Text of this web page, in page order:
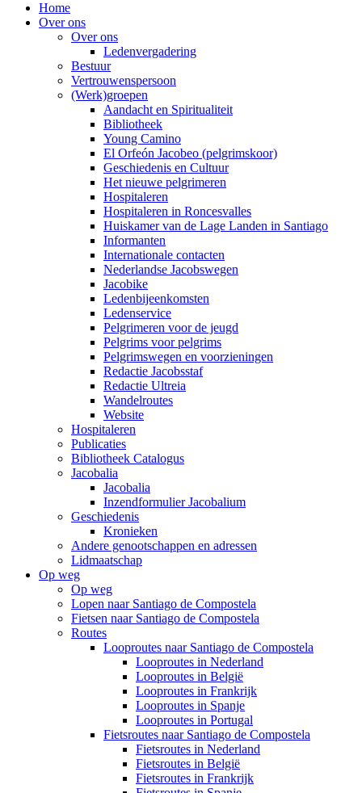
Home
Over ons
Over ons
Ledenvergadering
Bestuur
Vertrouwenspersoon
(Werk)groepen
Aandacht en Spiritualiteit
Bibliotheek
Young Camino
El Orfeón Jacobeo (pelgrimskoor)
Geschiedenis en Cultuur
Het nieuwe pelgrimeren
Hospitaleren
Hospitaleren in Roncesvalles
Huiskamer van de Lage Landen in Santiago
Informanten
Internationale contacten
Nederlandse Jacobswegen
Jacobike
Ledenbijeenkomsten
Ledenservice
Pelgrimeren voor de jeugd
Pelgrims voor pelgrims
Pelgrimswegen en voorzieningen
Redactie Jacobsstaf
Redactie Ultreia
Wandelroutes
Website
Hospitaleren
Publicaties
Bibliotheek Catalogus
Jacobalia
Jacobalia
Inzendformulier Jacobalium
Geschiedenis
Kronieken
Andere genootschappen en adressen
Lidmaatschap
Op weg
Op weg
Lopen naar Santiago de Compostela
Fietsen naar Santiago de Compostela
Routes
Looproutes naar Santiago de Compostela
Looproutes in Nederland
Looproutes in België
Looproutes in Frankrijk
Looproutes in Spanje
Looproutes in Portugal
Fietsroutes naar Santiago de Compostela
Fietsroutes in Nederland
Fietsroutes in België
Fietsroutes in Frankrijk